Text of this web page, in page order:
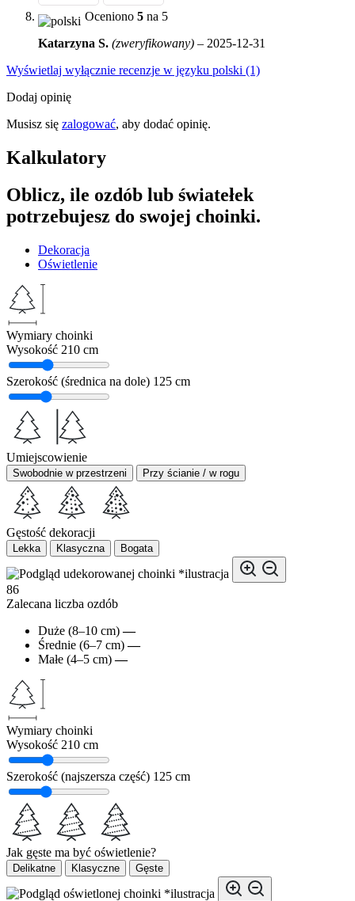
Oceniono 5 na 5
Katarzyna S. (zweryfikowany) – 2025-12-31
Wyświetlaj wyłącznie recenzje w języku polski (1)
Dodaj opinię
Musisz się zalogować, aby dodać opinię.
Kalkulatory
Oblicz, ile ozdób lub światełek
potrzebujesz do swojej choinki.
Dekoracja
Oświetlenie
Wymiary choinki
Wysokość 210 cm
Szerokość (średnica na dole) 125 cm
Umiejscowienie
Swobodnie w przestrzeni Przy ścianie / w rogu
Gęstość dekoracji
Lekka Klasyczna Bogata
*ilustracja
86
Zalecana liczba ozdób
Duże (8–10 cm) —
Średnie (6–7 cm) —
Małe (4–5 cm) —
Wymiary choinki
Wysokość 210 cm
Szerokość (najszersza część) 125 cm
Jak gęste ma być oświetlenie?
Delikatne Klasyczne Gęste
*ilustracja